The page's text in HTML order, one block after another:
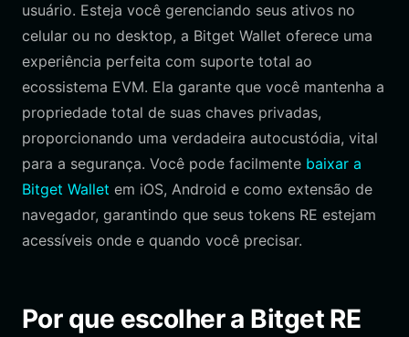
usuário. Esteja você gerenciando seus ativos no
celular ou no desktop, a Bitget Wallet oferece uma
experiência perfeita com suporte total ao
ecossistema EVM. Ela garante que você mantenha a
propriedade total de suas chaves privadas,
proporcionando uma verdadeira autocustódia, vital
para a segurança. Você pode facilmente baixar a
Bitget Wallet em iOS, Android e como extensão de
navegador, garantindo que seus tokens RE estejam
acessíveis onde e quando você precisar.
Por que escolher a Bitget RE